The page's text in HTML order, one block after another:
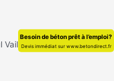
Vaillant Couturier,
Besoin de béton prêt à l’emploi?
Devis immédiat sur www.betondirect.fr